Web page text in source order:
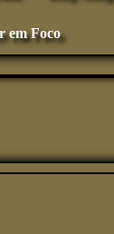
em Foco